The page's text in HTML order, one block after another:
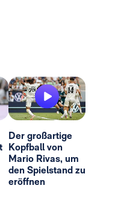
Der großartige
Kopfball von
Mario Rivas, um
den Spielstand zu
eröffnen